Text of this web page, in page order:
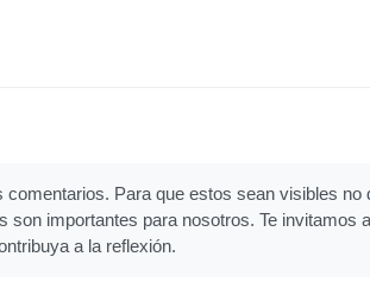
Para que estos sean visibles no
son importantes para nosotros. Te invitamos
a la reflexión.